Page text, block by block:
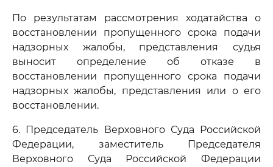
По результатам рассмотрения ходатайства о
восстановлении пропущенного срока подачи
надзорных жалобы, представления судья
выносит определение об отказе в
восстановлении пропущенного срока подачи
надзорных жалобы, представления или о его
восстановлении.
6. Председатель Верховного Суда Российской
Федерации, заместитель Председателя
Верховного Суда Российской Федерации